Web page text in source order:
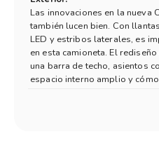
Las innovaciones en la nueva
también lucen bien. Con
LED y estribos laterales, es
en esta camioneta. El
una barra de techo, asientos
espacio interno amplio y